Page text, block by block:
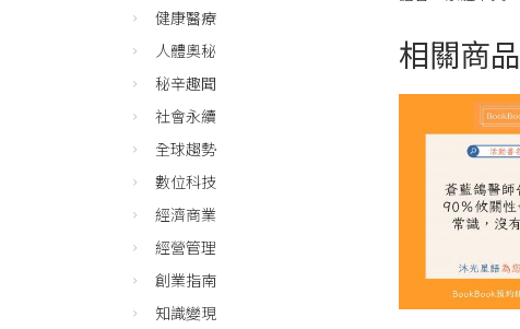
相關商品
健康醫療
人體奧秘
秘辛趣聞
社會永續
全球趨勢
數位科技
經濟商業
經營管理
創業指南
知識變現